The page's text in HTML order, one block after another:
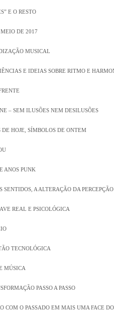
E O RESTO
DE 2017
MUSICAL
E IDEIAS SOBRE RITMO E
– SEM ILUSÕES NEM DESILUSÕES
DE HOJE, SÍMBOLOS DE ONTEM
ANOS PUNK
SENTIDOS, A ALTERAÇÃO DA PERCEPÇÃO
REAL E PSICOLÓGICA
TECNOLÓGICA
MÚSICA
PASSO A PASSO
COM O PASSADO EM MAIS UMA FACE